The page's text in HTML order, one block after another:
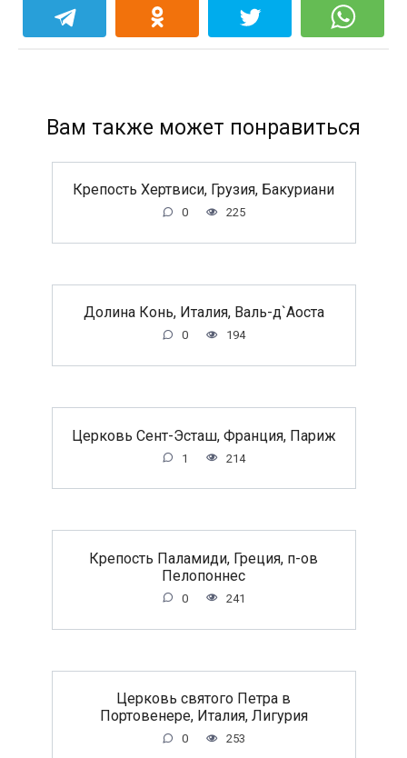
Вам также может понравиться
Крепость Хертвиси, Грузия, Бакуриани
0 225
Долина Конь, Италия, Валь-д`Аоста
0 194
Церковь Сент-Эсташ, Франция, Париж
1 214
Крепость Паламиди, Греция, п-ов
Пелопоннес
0 241
Церковь святого Петра в
Портовенере, Италия, Лигурия
0 253